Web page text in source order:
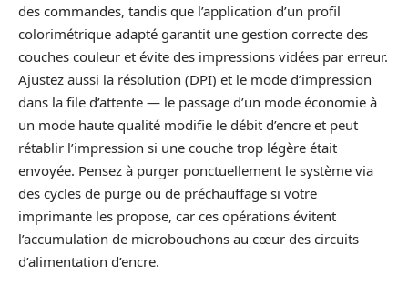
des commandes, tandis que l’application d’un profil
colorimétrique adapté garantit une gestion correcte des
couches couleur et évite des impressions vidées par erreur.
Ajustez aussi la résolution (DPI) et le mode d’impression
dans la file d’attente — le passage d’un mode économie à
un mode haute qualité modifie le débit d’encre et peut
rétablir l’impression si une couche trop légère était
envoyée. Pensez à purger ponctuellement le système via
des cycles de purge ou de préchauffage si votre
imprimante les propose, car ces opérations évitent
l’accumulation de microbouchons au cœur des circuits
d’alimentation d’encre.